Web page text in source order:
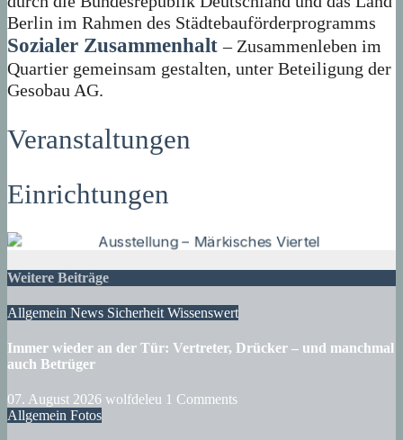
Berlin im Rahmen des Städtebauförderprogramms
Sozialer Zusammenhalt – Zusammenleben im
Quartier gemeinsam gestalten, unter Beteiligung der
Gesobau AG.
Veranstaltungen
Einrichtungen
Weitere Beiträge
Allgemein News Sicherheit Wissenswert
Immer wieder an der Tür: Vertreter, Drücker – und manchmal
auch Betrüger
07. August 2026 wolfdeleu 1 Comments
Allgemein Fotos